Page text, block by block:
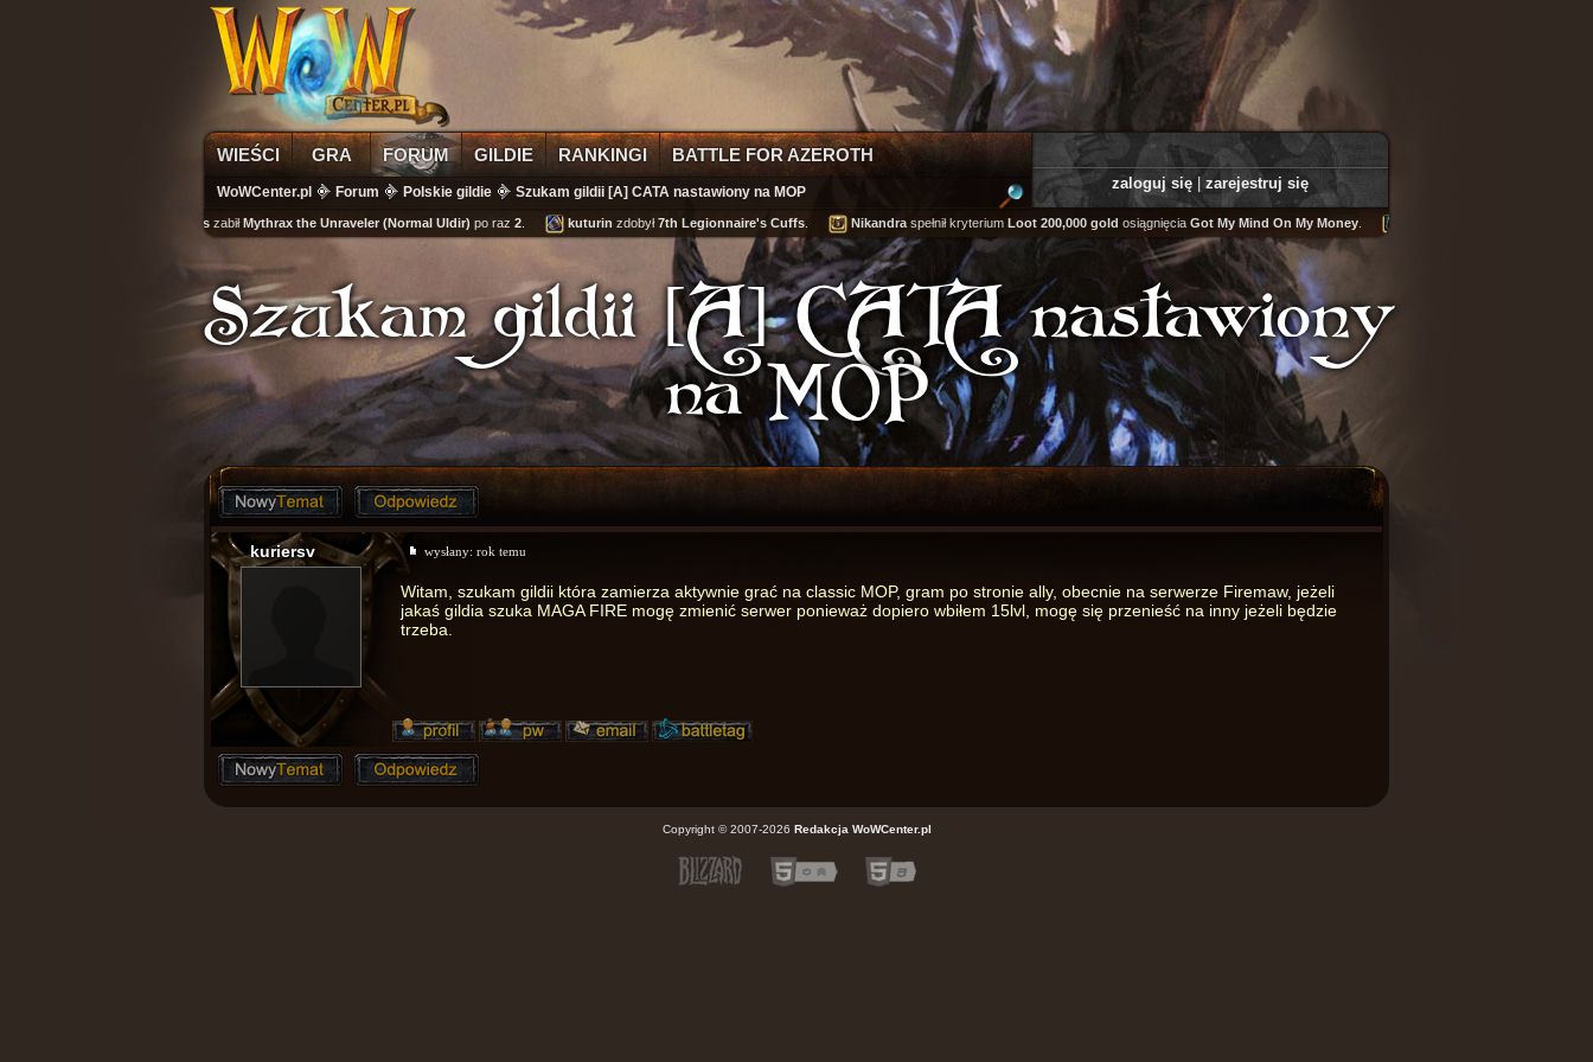
zaloguj się zarejestruj się
WIEŚCI GRA FORUM GILDIE RANKINGI BATTLE FOR AZEROTH
WoWCenter.pl Forum Polskie gildie Szukam gildii [A] CATA nastawiony na MOP
zabiłMythrax the Unraveler (Normal Uldir)po raz2 . kuturinzdobył7th Legionnaire's Cuffs. Nikandraspełnił kryteriumLoot 200,000 goldosiągnięciaGot My Mind On My Money.
Szukam gildii [A] CATA nastawiony
na MOP
kuriersv wysłany: rok temu
Witam, szukam gildii która zamierza aktywnie grać na classic MOP, gram po stronie ally, obecnie na serwerze Firemaw, jeżeli
jakaś gildia szuka MAGA FIRE mogę zmienić serwer ponieważ dopiero wbiłem 15lvl, mogę się przenieść na inny jeżeli będzie
trzeba.
Copyright © 2007-2026 Redakcja WoWCenter.pl